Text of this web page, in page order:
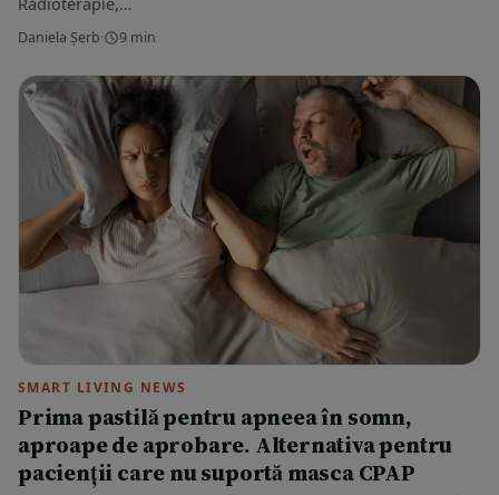
Daniela Șerb· 9 min
SMART LIVING NEWS
Prima pastilă pentru apneea în somn,
aproape de aprobare. Alternativa pentru
pacienții care nu suportă masca CPAP